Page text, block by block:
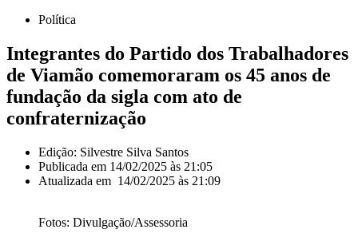
Política
Integrantes do Partido dos Trabalhadores
de Viamão comemoraram os 45 anos de
fundação da sigla com ato de
confraternização
Edição: Silvestre Silva Santos
Publicada em 14/02/2025 às 21:05
Atualizada em 14/02/2025 às 21:09
Fotos: Divulgação/Assessoria